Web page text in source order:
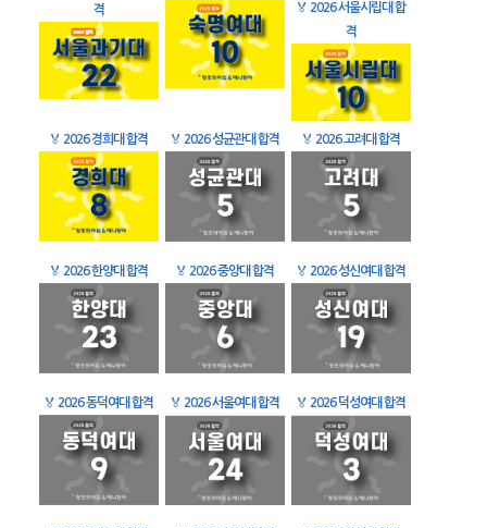
격
🏅 2026 서울시립대 합
격
🏅 2026 경희대 합격 🏅 2026 성균관대 합격 🏅 2026 고려대 합격
🏅 2026 한양대 합격 🏅 2026 중앙대 합격 🏅 2026 성신여대 합격
🏅 2026 동덕여대 합격 🏅 2026 서울여대 합격 🏅 2026 덕성여대 합격